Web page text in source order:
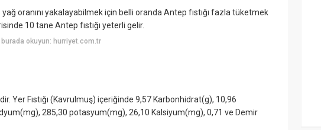
oranını yakalayabilmek için belli oranda Antep fıstığı fazla tüketmek
10 tane Antep fıstığı yeterli gelir.
burada okuyun: hurriyet.com.tr
Yer Fıstığı (Kavrulmuş) içeriğinde 9,57 Karbonhidrat(g), 10,96
285,30 potasyum(mg), 26,10 Kalsiyum(mg), 0,71 ve Demir